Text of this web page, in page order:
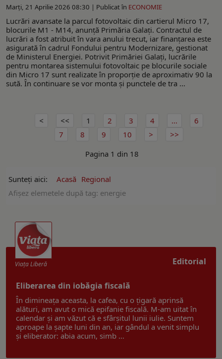
Marți, 21 Aprilie 2026 08:30 | Publicat în ECONOMIE
Lucrări avansate la parcul fotovoltaic din cartierul Micro 17,
blocurile M1 - M14, anunță Primăria Galați. Contractul de
lucrări a fost atribuit în vara anului trecut, iar finanțarea este
asigurată în cadrul Fondului pentru Modernizare, gestionat
de Ministerul Energiei. Potrivit Primăriei Galați, lucrările
pentru montarea sistemului fotovoltaic pe blocurile sociale
din Micro 17 sunt realizate în proporție de aproximativ 90 la
sută. În continuare se vor monta și punctele de tra ...
1 2 3 4 ...
6
7
8 9
10
Pagina 1 din 18
Sunteți aici: Acasă Regional
Afişez elemetele după tag: energie
Editorial
Viaţa Liberă
Eliberarea din iobăgia fiscală
În dimineața aceasta, la cafea, cu o țigară aprinsă
alături, am avut o mică epifanie fiscală. M-am uitat în
calendar și am văzut că e sfârșitul lunii iulie. Suntem
aproape la șapte luni din an, iar gândul a venit simplu
și eliberator: abia acum, simb ...